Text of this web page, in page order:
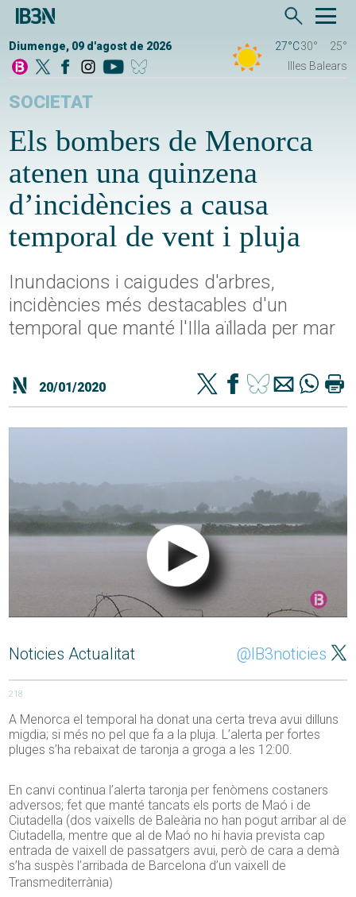
Diumenge, 09 d'agost de 2026 27°C30°
25°
Illes Balears
SOCIETAT
Els bombers de Menorca
atenen una quinzena
d’incidències a causa
temporal de vent i pluja
Inundacions i caigudes d'arbres,
incidències més destacables d'un
temporal que manté l'Illa aïllada per mar
20/01/2020
Noticies Actualitat @IB3noticies
218
A Menorca el temporal ha donat una certa treva avui dilluns
migdia; si més no pel que fa a la pluja. L’alerta per fortes
pluges s’ha rebaixat de taronja a groga a les 12:00.
En canvi continua l’alerta taronja per fenòmens costaners
adversos; fet que manté tancats els ports de Maó i de
Ciutadella (dos vaixells de Baleària no han pogut arribar al de
Ciutadella, mentre que al de Maó no hi havia prevista cap
entrada de vaixell de passatgers avui, però de cara a demà
s’ha suspès l’arribada de Barcelona d’un vaixell de
Transmediterrània)